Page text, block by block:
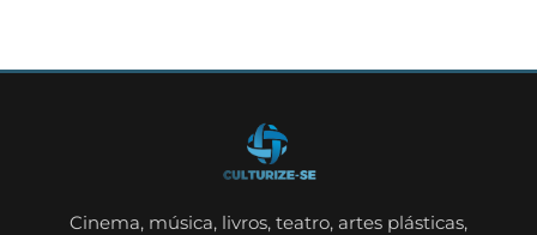
Cinema, música, livros, teatro, artes plásticas,